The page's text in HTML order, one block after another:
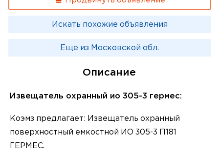
Искать похожие объявления
Еще из Московской обл.
Описание
Извещатель охранный ио 305-3 гермес:
Коэмз предлагает: Извещатель охранный
поверхностный емкостной ИО 305-3 П181
ГЕРМЕС.